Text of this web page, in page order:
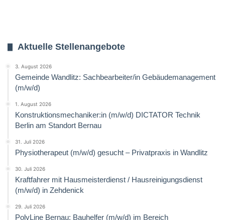
Aktuelle Stellenangebote
3. August 2026
Gemeinde Wandlitz: Sachbearbeiter/in Gebäudemanagement
(m/w/d)
1. August 2026
Konstruktionsmechaniker:in (m/w/d) DICTATOR Technik
Berlin am Standort Bernau
31. Juli 2026
Physiotherapeut (m/w/d) gesucht – Privatpraxis in Wandlitz
30. Juli 2026
Kraftfahrer mit Hausmeisterdienst / Hausreinigungsdienst
(m/w/d) in Zehdenick
29. Juli 2026
PolyLine Bernau: Bauhelfer (m/w/d) im Bereich